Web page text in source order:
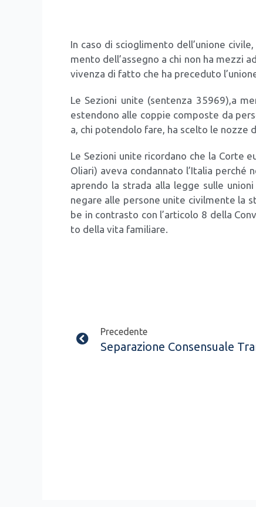
In caso di scio­gli­men­to dell’unione
men­to dell’assegno a chi non ha mez­zi
vi­ven­za di fat­to che ha pre­ce­du­to
Le Sezio­ni uni­te (sen­ten­za 35969),a
esten­do­no alle cop­pie com­po­ste da
a, chi poten­do­lo fare, ha scel­to le noz­ze
Le Sezio­ni uni­te ricor­da­no che la Cor­te
Olia­ri) ave­va con­dan­na­to l’Italia per­ché
apren­do la stra­da alla leg­ge sul­le
nega­re alle per­so­ne uni­te civil­men­te la
be in con­tra­sto con l’articolo 8 del­la
to del­la vita fami­lia­re.
Precedente